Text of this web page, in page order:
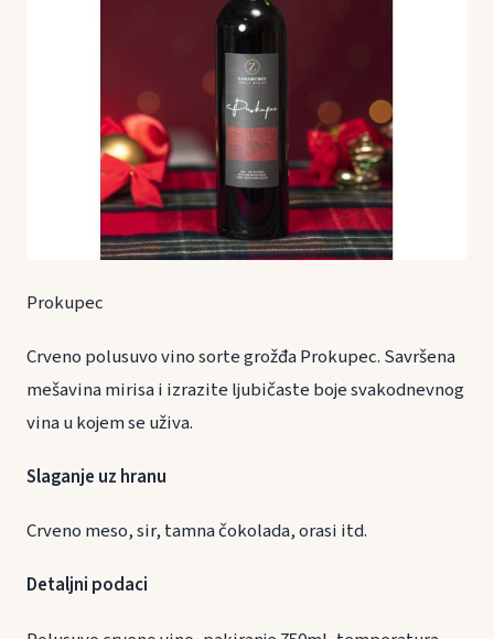
Prokupec
Crveno polusuvo vino sorte grožđa Prokupec. Savršena
mešavina mirisa i izrazite ljubičaste boje svakodnevnog
vina u kojem se uživa.
Slaganje uz hranu
Crveno meso, sir, tamna čokolada, orasi itd.
Detaljni podaci